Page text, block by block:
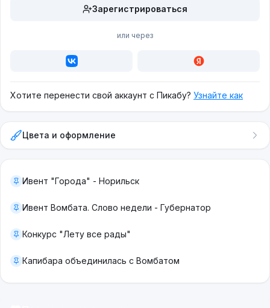
Зарегистрироваться
или через
Хотите перенести свой аккаунт с Пикабу? Узнайте как
Цвета и оформление
Ивент "Города" - Норильск
Ивент Вомбата. Слово недели - Губернатор
Конкурс "Лету все рады"
Капибара объединилась с Вомбатом